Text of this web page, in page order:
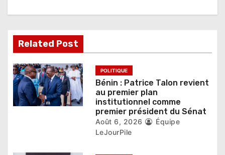
n
d
e
l
’
a
Related Post
POLITIQUE
Bénin : Patrice Talon revient
au premier plan
institutionnel comme
premier président du Sénat
Août 6, 2026
Équipe
LeJourPile